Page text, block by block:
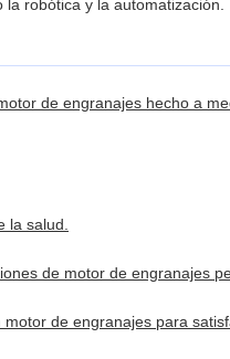
robótica y la automatización.
de engranajes hecho a
la salud.
de motor de engranajes
de engranajes para